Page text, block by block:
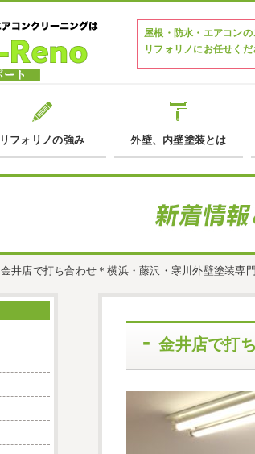
屋根・防水・エアコンの
リフォリノにお任せくだ
リフォリノの強み 外壁、内壁塗装とは
金井店で打ち合わせ＊横浜・藤沢・寒川外壁塗装専
金井店で打